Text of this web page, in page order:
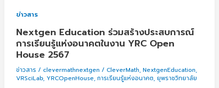
ข่าวสาร
Nextgen Education ร่วมสร้างประสบการณ์
การเรียนรู้แห่งอนาคตในงาน YRC Open
House 2567
ข่าวสาร /clevermathnextgen/CleverMath,NextgenEducation,
VRSciLab, YRCOpenHouse,การเรียนรู้แห่งอนาคต,ยุพราชวิทยาลัย
YRC
Open
House
2567